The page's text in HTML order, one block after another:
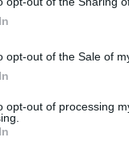
opt-out of the Sale of
opt-out of processing
Recorden que la
sovint les
l'aula.